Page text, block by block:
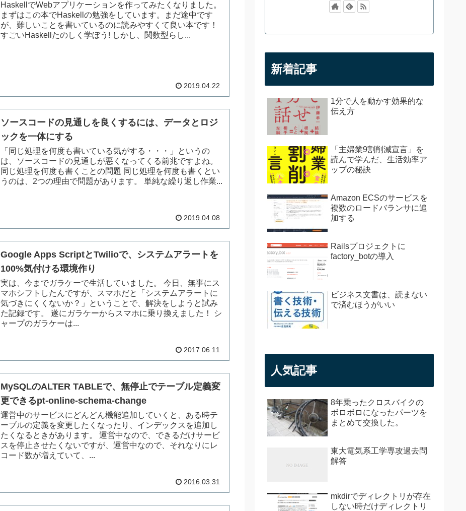
HaskellでWebアプリケーションを作ってみたくなりました。
まずはこの本でHaskellの勉強をしています。まだ途中です
が、難しいことを書いているのに読みやすくて良い本です！
すごいHaskellたのしく学ぼう! しかし、関数型らし...
2019.04.22
ソースコードの見通しを良くするには、データとロジ
ックを一体にする
「同じ処理を何度も書いている気がする・・・」というの
は、ソースコードの見通しが悪くなってくる前兆ですよね。
同じ処理を何度も書くことの問題 同じ処理を何度も書くとい
うのは、2つの理由で問題があります。 単純な繰り返し作業...
2019.04.08
Google Apps ScriptとTwilioで、システムアラートを
100%気付ける環境作り
実は、今までガラケーで生活していました。 今日、無事にス
マホシフトしたんですが、スマホだと「システムアラートに
気づきにくくないか？」ということで、解決をしようと試み
た記録です。 遂にガラケーからスマホに乗り換えました！ シ
ャープのガラケーは...
2017.06.11
MySQLのALTER TABLEで、無停止でテーブル定義変
更できるpt-online-schema-change
運営中のサービスにどんどん機能追加していくと、ある時テ
ーブルの定義を変更したくなったり、インデックスを追加し
たくなるときがあります。 運営中なので、できるだけサービ
スを停止させたくないですが、運営中なので、それなりにレ
コード数が増えていて、...
2016.03.31
新着記事
1分で人を動かす効果的な
伝え方
「主婦業9割削減宣言」を
読んで学んだ、生活効率ア
ップの秘訣
Amazon ECSのサービスを
複数のロードバランサに追
加する
Railsプロジェクトに
factory_botの導入
ビジネス文書は、読まない
で済むほうがいい
人気記事
8年乗ったクロスバイクの
ボロボロになったパーツを
まとめて交換した。
東大電気系工学専攻過去問
解答
mkdirでディレクトリが存在
しない時だけディレクトリ